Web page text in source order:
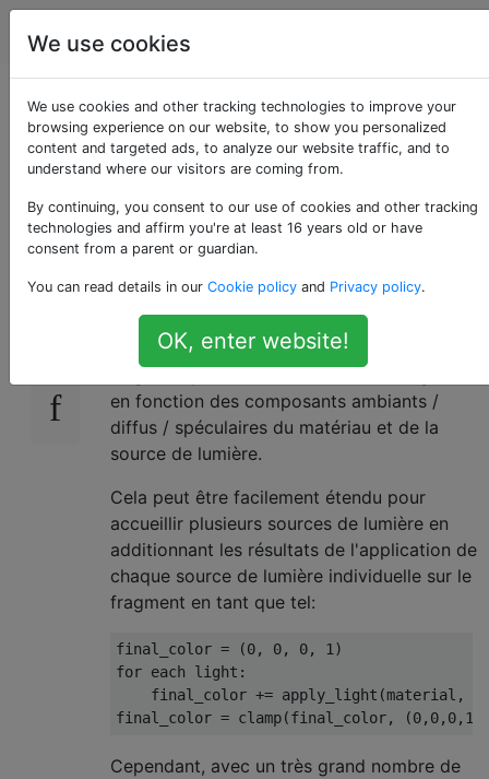
Infographie
Rendu efficace avec
de nombreuses
sources de lumière
10
Pour rendre une scène avec une seule source
de lumière en utilisant un ombrage phong, on
peut calculer la couleur finale de chaque
fragment passé dans le shader de fragment
en fonction des composants ambiants /
diffus / spéculaires du matériau et de la
source de lumière.
Cela peut être facilement étendu pour
accueillir plusieurs sources de lumière en
additionnant les résultats de l'application de
chaque source de lumière individuelle sur le
fragment en tant que tel:
final_color = (0, 0, 0, 1)
for each light:
final_color += apply_light(material,
Cependant, avec un très grand nombre de
We use cookies
We use cookies and other tracking technologies to improve your
browsing experience on our website, to show you personalized
content and targeted ads, to analyze our website traffic, and to
understand where our visitors are coming from.
By continuing, you consent to our use of cookies and other tracking
technologies and affirm you're at least 16 years old or have
consent from a parent or guardian.
You can read details in our Cookie policy and Privacy policy.
OK, enter website!